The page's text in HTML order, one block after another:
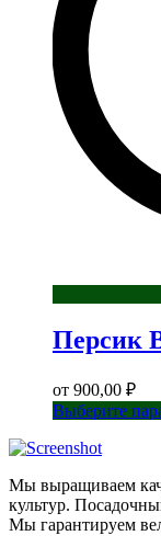
Персик
от 900,00 ₽
Выберите
Мы выращиваем
культур.
Мы гарантируем